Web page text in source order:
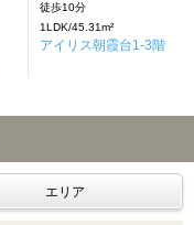
徒歩10分
1LDK/45.31m²
アイリス朝霞台1-3階
エリア